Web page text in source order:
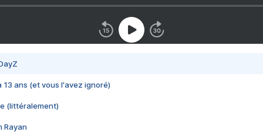
13 ans (et vous l'avez ignoré)
(littéralement)
Rayan